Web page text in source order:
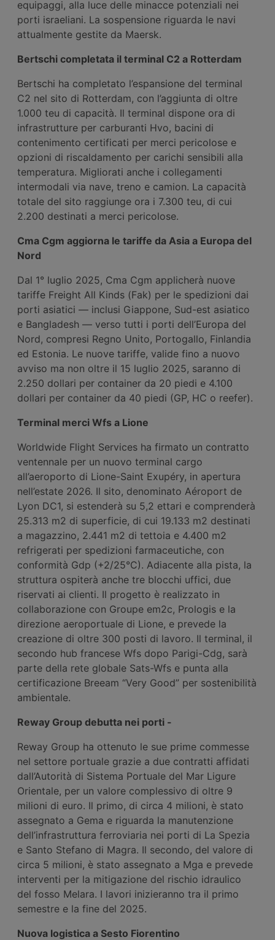
equipaggi, alla luce delle minacce potenziali nei
porti israeliani. La sospensione riguarda le navi
attualmente gestite da Maersk.
Bertschi completata il terminal C2 a Rotterdam
Bertschi ha completato l’espansione del terminal
C2 nel sito di Rotterdam, con l’aggiunta di oltre
1.000 teu di capacità. Il terminal dispone ora di
infrastrutture per carburanti Hvo, bacini di
contenimento certificati per merci pericolose e
opzioni di riscaldamento per carichi sensibili alla
temperatura. Migliorati anche i collegamenti
intermodali via nave, treno e camion. La capacità
totale del sito raggiunge ora i 7.300 teu, di cui
2.200 destinati a merci pericolose.
Cma Cgm aggiorna le tariffe da Asia a Europa del
Nord
Dal 1° luglio 2025, Cma Cgm applicherà nuove
tariffe Freight All Kinds (Fak) per le spedizioni dai
porti asiatici — inclusi Giappone, Sud-est asiatico
e Bangladesh — verso tutti i porti dell’Europa del
Nord, compresi Regno Unito, Portogallo, Finlandia
ed Estonia. Le nuove tariffe, valide fino a nuovo
avviso ma non oltre il 15 luglio 2025, saranno di
2.250 dollari per container da 20 piedi e 4.100
dollari per container da 40 piedi (GP, HC o reefer).
Terminal merci Wfs a Lione
Worldwide Flight Services ha firmato un contratto
ventennale per un nuovo terminal cargo
all’aeroporto di Lione-Saint Exupéry, in apertura
nell’estate 2026. Il sito, denominato Aéroport de
Lyon DC1, si estenderà su 5,2 ettari e comprenderà
25.313 m2 di superficie, di cui 19.133 m2 destinati
a magazzino, 2.441 m2 di tettoia e 4.400 m2
refrigerati per spedizioni farmaceutiche, con
conformità Gdp (+2/25°C). Adiacente alla pista, la
struttura ospiterà anche tre blocchi uffici, due
riservati ai clienti. Il progetto è realizzato in
collaborazione con Groupe em2c, Prologis e la
direzione aeroportuale di Lione, e prevede la
creazione di oltre 300 posti di lavoro. Il terminal, il
secondo hub francese Wfs dopo Parigi-Cdg, sarà
parte della rete globale Sats-Wfs e punta alla
certificazione Breeam “Very Good” per sostenibilità
ambientale.
Reway Group debutta nei porti -
Reway Group ha ottenuto le sue prime commesse
nel settore portuale grazie a due contratti affidati
dall’Autorità di Sistema Portuale del Mar Ligure
Orientale, per un valore complessivo di oltre 9
milioni di euro. Il primo, di circa 4 milioni, è stato
assegnato a Gema e riguarda la manutenzione
dell’infrastruttura ferroviaria nei porti di La Spezia
e Santo Stefano di Magra. Il secondo, del valore di
circa 5 milioni, è stato assegnato a Mga e prevede
interventi per la mitigazione del rischio idraulico
del fosso Melara. I lavori inizieranno tra il primo
semestre e la fine del 2025.
Nuova logistica a Sesto Fiorentino